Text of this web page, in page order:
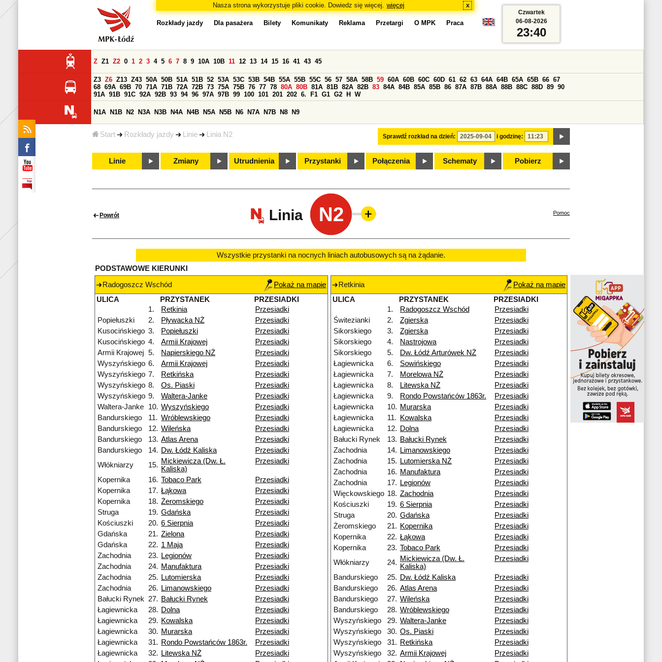
Nasza strona wykorzystuje pliki cookie. Dowiedz się więcej. więcej x
Start Rozkłady jazdy Linie Linia N2
Rozkłady jazdy Dla pasażera Bilety Komunikaty Reklama Przetargi O MPK Praca
Sprawdź rozkład na dzień: i godzinę:
Z Z1 Z2 0 1 2 3 4 5 6 7 8 9 10A 10B 11 12 13 14 15 16 41 43 45
Z3 Z6 Z13 Z43 50A 50B 51A 51B 52 53A 53C 53B 54B 55A 55B 55C 56 57 58A 58B 59 60A 60B 60C 60D 61 62 63 64A 64B 65A 65B 66 67
68 69A 69B 70 71A 71B 72A 72B 73 75A 75B 76 77 78 80A 80B 81A 81B 82A 82B 83 84A 84B 85A 85B 86 87A 87B 88A 88B 88C 88D 89 90
91A 91B 91C 92A 92B 93 94 96 97A 97B 99 100 101 201 202 6. F1 G1 G2 H W
N1A N1B N2 N3A N3B N4A N4B N5A N5B N6 N7A N7B N8 N9
Linie Zmiany Utrudnienia Przystanki Połączenia Schematy Pobierz
Czwartek
06-08-2026
23:40
Powrót Linia N2 Pomoc
Wszystkie przystanki na nocnych liniach autobusowych są na żądanie.
PODSTAWOWE KIERUNKI
Radogoszcz Wschód
Pokaż na mapie
ULICA
PRZYSTANEK
PRZESIADKI
1.
Retkinia
Przesiadki
Popiełuszki
2. Pływacka NŻ
Przesiadki
Kusocińskiego 3. Popiełuszki
Przesiadki
Kusocińskiego 4. Armii Krajowej
Przesiadki
Armii Krajowej 5. Napierskiego NŻ
Przesiadki
Wyszyńskiego 6. Armii Krajowej
Przesiadki
Wyszyńskiego 7. Retkińska
Przesiadki
Wyszyńskiego 8. Os. Piaski
Przesiadki
Wyszyńskiego 9. Waltera-Janke
Przesiadki
Waltera-Janke
10. Wyszyńskiego
Przesiadki
Bandurskiego
11. Wróblewskiego
Przesiadki
Bandurskiego
12. Wileńska
Przesiadki
Bandurskiego
13. Atlas Arena
Przesiadki
Bandurskiego
14. Dw. Łódź Kaliska
Przesiadki
Włókniarzy
15. Mickiewicza (Dw. Ł.
Kaliska)
Przesiadki
Kopernika 16. Tobaco Park
Przesiadki
Kopernika
17. Łąkowa
Przesiadki
Kopernika
18. Żeromskiego
Przesiadki
Struga
19. Gdańska
Przesiadki
Kościuszki
20. 6 Sierpnia
Przesiadki
Gdańska
21. Zielona
Przesiadki
Gdańska
22. 1 Maja
Przesiadki
Zachodnia
23. Legionów
Przesiadki
Zachodnia
24. Manufaktura
Przesiadki
Zachodnia
25. Lutomierska
Przesiadki
Zachodnia
26. Limanowskiego
Przesiadki
Bałucki Rynek
27. Bałucki Rynek
Przesiadki
Łagiewnicka
28. Dolna
Przesiadki
Łagiewnicka
29. Kowalska
Przesiadki
Łagiewnicka
30. Murarska
Przesiadki
Łagiewnicka
31. Rondo Powstańców 1863r.
Przesiadki
Łagiewnicka
32. Litewska NŻ
Przesiadki
Retkinia
Pokaż na mapie
ULICA
PRZYSTANEK
PRZESIADKI
1.
Radogoszcz Wschód
Przesiadki
Świtezianki
2. Zgierska
Przesiadki
Sikorskiego
3. Zgierska
Przesiadki
Sikorskiego
4. Nastrojowa
Przesiadki
Sikorskiego
5. Dw. Łódź Arturówek NŻ
Przesiadki
Łagiewnicka
6. Sowińskiego
Przesiadki
Łagiewnicka
7. Morelowa NŻ
Przesiadki
Łagiewnicka
8. Litewska NŻ
Przesiadki
Łagiewnicka
9. Rondo Powstańców 1863r.
Przesiadki
Łagiewnicka
10. Murarska
Przesiadki
Łagiewnicka
11. Kowalska
Przesiadki
Łagiewnicka
12. Dolna
Przesiadki
Bałucki Rynek
13. Bałucki Rynek
Przesiadki
Zachodnia
14. Limanowskiego
Przesiadki
Zachodnia
15. Lutomierska NŻ
Przesiadki
Zachodnia
16. Manufaktura
Przesiadki
Zachodnia
17. Legionów
Przesiadki
Więckowskiego 18. Zachodnia
Przesiadki
Kościuszki
19. 6 Sierpnia
Przesiadki
Struga
20. Gdańska
Przesiadki
Żeromskiego
21. Kopernika
Przesiadki
Kopernika
22. Łąkowa
Przesiadki
Kopernika
23. Tobaco Park
Przesiadki
Włókniarzy
24. Mickiewicza (Dw. Ł.
Kaliska)
Przesiadki
Bandurskiego 25. Dw. Łódź Kaliska
Przesiadki
Bandurskiego
26. Atlas Arena
Przesiadki
Bandurskiego
27. Wileńska
Przesiadki
Bandurskiego
28. Wróblewskiego
Przesiadki
Wyszyńskiego
29. Waltera-Janke
Przesiadki
Wyszyńskiego
30. Os. Piaski
Przesiadki
Wyszyńskiego
31. Retkińska
Przesiadki
Wyszyńskiego
32. Armii Krajowej
Przesiadki